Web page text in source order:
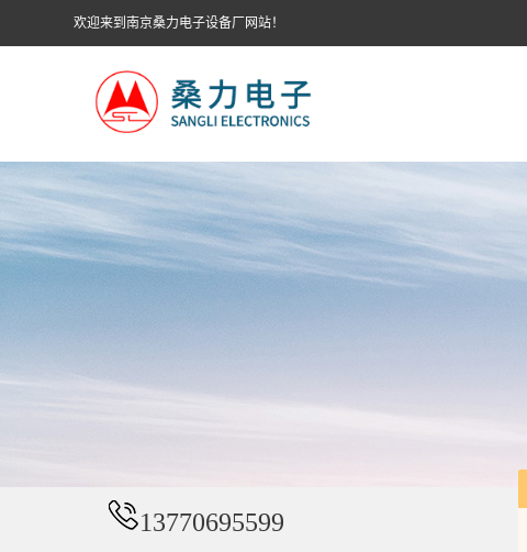
欢迎来到南京桑力电子设备厂网站！
13770695599